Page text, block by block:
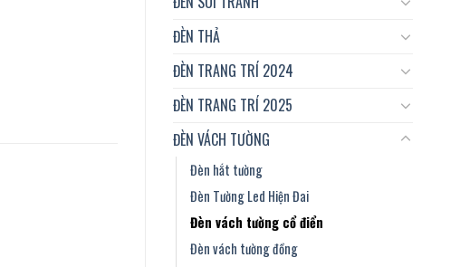
ĐÈN THẢ
ĐÈN TRANG TRÍ 2024
ĐÈN TRANG TRÍ 2025
ĐÈN VÁCH TƯỜNG
Đèn hắt tường
Đèn Tường Led Hiện Đai
Đèn vách tường cổ điển
Đèn vách tường đồng